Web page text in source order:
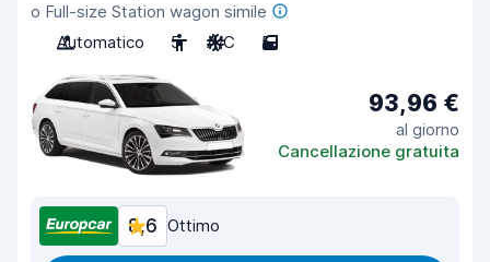
o Full-size Station wagon simile
Automatico
5 A/C 5
93,96 €
al giorno
Cancellazione gratuita
8,6 Ottimo